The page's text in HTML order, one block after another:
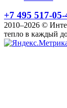
+7 495 517-05-
2010–2026 ©
тепло в каждый